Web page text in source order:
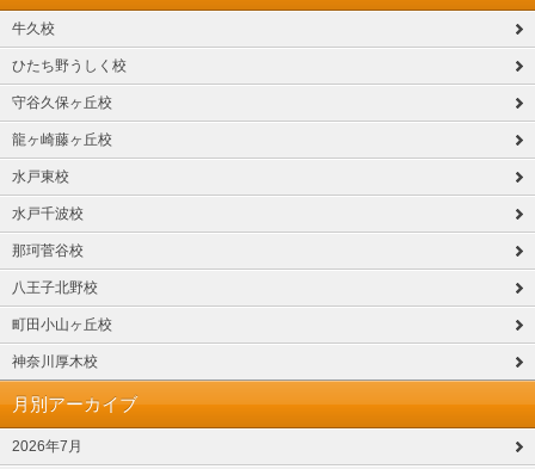
牛久校
ひたち野うしく校
守谷久保ヶ丘校
龍ヶ崎藤ヶ丘校
水戸東校
水戸千波校
那珂菅谷校
八王子北野校
町田小山ヶ丘校
神奈川厚木校
月別アーカイブ
2026年7月